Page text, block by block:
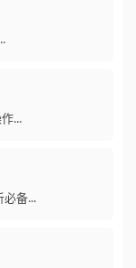
...
必备...